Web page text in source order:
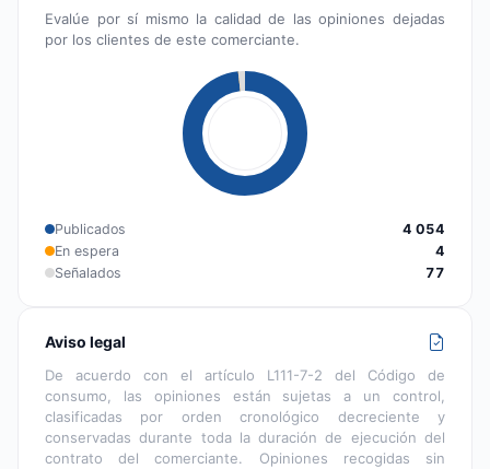
Evalúe por sí mismo la calidad de las opiniones dejadas
por los clientes de este comerciante.
Publicados
4 054
En espera
4
Señalados
77
Aviso legal
De acuerdo con el artículo L111-7-2 del Código de
consumo, las opiniones están sujetas a un control,
clasificadas por orden cronológico decreciente y
conservadas durante toda la duración de ejecución del
contrato del comerciante. Opiniones recogidas sin